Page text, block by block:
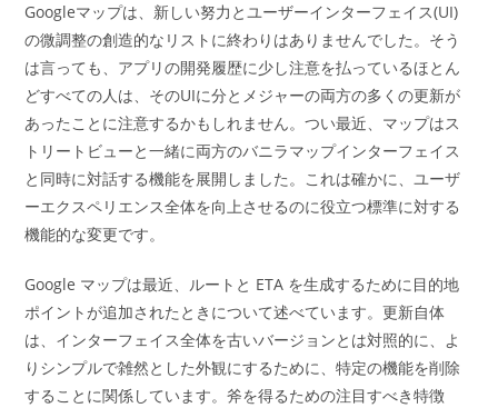
Googleマップは、新しい努力とユーザーインターフェイス(UI)
の微調整の創造的なリストに終わりはありませんでした。そう
は言っても、アプリの開発履歴に少し注意を払っているほとん
どすべての人は、そのUIに分とメジャーの両方の多くの更新が
あったことに注意するかもしれません。つい最近、マップはス
トリートビューと一緒に両方のバニラマップインターフェイス
と同時に対話する機能を展開しました。これは確かに、ユーザ
ーエクスペリエンス全体を向上させるのに役立つ標準に対する
機能的な変更です。
Google マップは最近、ルートと ETA を生成するために目的地
ポイントが追加されたときについて述べています。更新自体
は、インターフェイス全体を古いバージョンとは対照的に、よ
りシンプルで雑然とした外観にするために、特定の機能を削除
することに関係しています。斧を得るための注目すべき特徴